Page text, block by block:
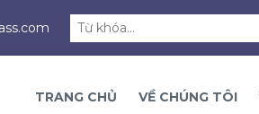
TRANG CHỦ VỀ CHÚNG TÔI